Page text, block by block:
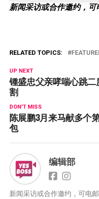
新闻采访或合作邀约，
RELATED TOPICS:
UP NEXT
锺盛忠父亲哮喘心跳
割
DON'T MISS
陈展鹏3月来马献多个
包
编辑部
新闻采访或合作邀约，可电